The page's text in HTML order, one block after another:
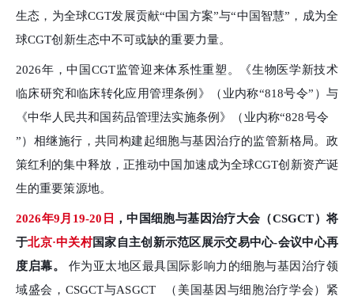
生态，为全球CGT发展贡献“中国方案”与“中国智慧”，成为全
球CGT创新生态中不可或缺的重要力量。
2026年，中国CGT监管迎来体系性重塑。《生物医学新技术
临床研究和临床转化应用管理条例》（业内称“818号令”）与
《中华人民共和国药品管理法实施条例》（业内称“828号令
”）相继施行，共同构建起细胞与基因治疗的监管新格局。政
策红利的集中释放，正推动中国加速成为全球CGT创新资产诞
生的重要策源地。
2026年9月19-20日 ，中国细胞与基因治疗大会（CSGCT）将
于北京·中关村国家自主创新示范区展示交易中心-会议中心再
度启幕。
作为亚太地区最具国际影响力的细胞与基因治疗领
域盛会， CSGCT与ASGCT
（美国基因与细胞治疗学会）紧